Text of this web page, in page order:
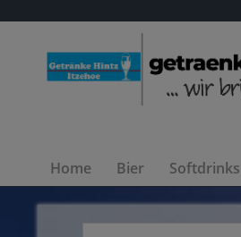
Home Bier Softdrinks